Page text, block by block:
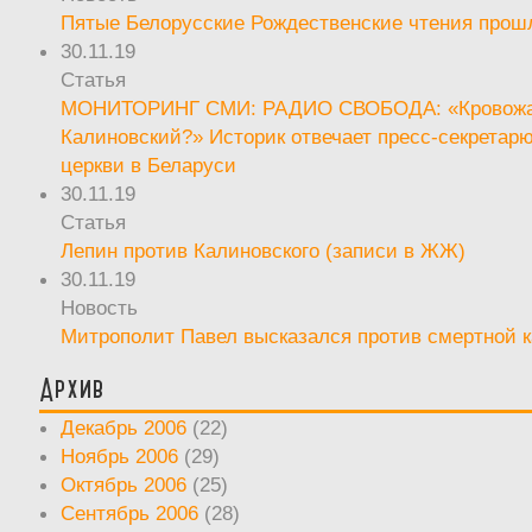
Пятые Белорусские Рождественские чтения
30.11.19
Статья
МОНИТОРИНГ СМИ: РАДИО СВОБОДА:
Калиновский?» Историк отвечает пресс-
церкви в Беларуси
30.11.19
Статья
Лепин против Калиновского (записи в ЖЖ)
30.11.19
Новость
Митрополит Павел высказался против смертной
Архив
Декабрь 2006 (22)
Ноябрь 2006 (29)
Октябрь 2006 (25)
Сентябрь 2006 (28)